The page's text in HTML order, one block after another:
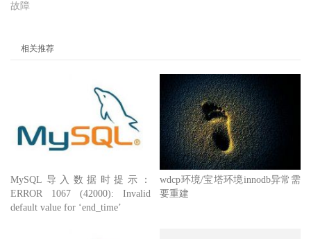
故障
相关推荐
MySQL导入数据时提示：
ERROR 1067 (42000): Invalid
default value for ‘end_time’
wdcp环境/宝塔环境innodb异常需
要重建